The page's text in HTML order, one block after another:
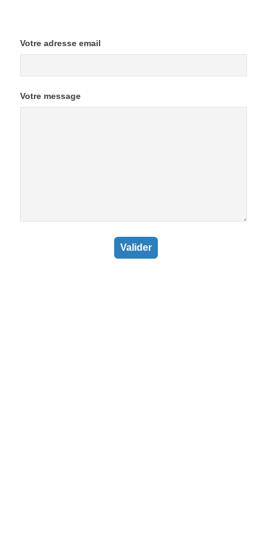
Votre adresse email
Votre message
Valider